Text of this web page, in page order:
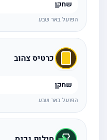
שחקן
הפועל באר שבע
כרטיס צהוב
שחקן
הפועל באר שבע